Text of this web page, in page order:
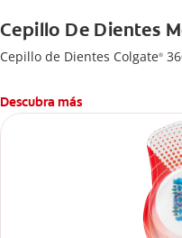
Cepillo De Dientes
Cepillo de Dientes Colgate®
Descubra más